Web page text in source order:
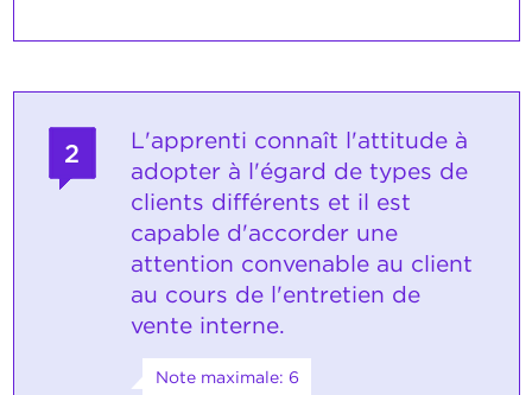
2
L'apprenti connaît l'attitude à
adopter à l'égard de types de
clients différents et il est
capable d'accorder une
attention convenable au client
au cours de l'entretien de
vente interne.
Note maximale: 6